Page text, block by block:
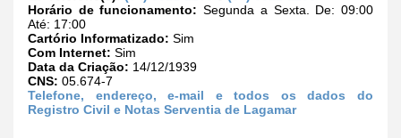
Horário de funcionamento: Segunda a Sexta. De: 09:00
Até: 17:00
Cartório Informatizado: Sim
Com Internet: Sim
Data da Criação: 14/12/1939
CNS: 05.674-7
Telefone, endereço, e-mail e todos os dados do
Registro Civil e Notas Serventia de Lagamar